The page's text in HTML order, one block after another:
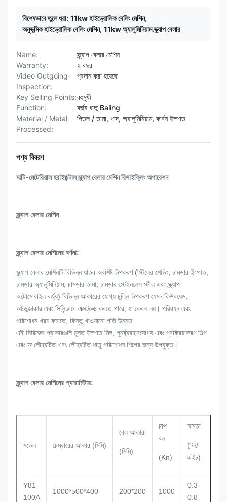
বিশেষভাবে তুলে ধরা: 11kw হাইড্রোলিক বেলিং মেশিন,
অনুভূমিক হাইড্রোলিক বেলিং মেশিন, 11kw অ্যালুমিনিয়াম স্ক্র্যাপ বেলার
Name:
স্ক্র্যাপ বেলার মেশিন
Warranty:
২ বছর
Video Outgoing-
Inspection:
প্রদান করা হয়েছে
Key Selling Points:বহুমুখী
Function:
বর্জ্য ধাতু Baling
Material / Metal
Processed:
পিতল / তামা, খাদ, অ্যালুমিনিয়াম, কার্বন ইস্পাত
পণ্য বিবরণ
মাল্টি-মেটেরিয়াল হরাইজন্টাল স্ক্র্যাপ বেলার মেশিন রিসাইক্লিং অপারেশন
স্ক্র্যাপ বেলার মেশিন
স্ক্র্যাপ বেলার মেশিনের বর্ণনা:
স্ক্র্যাপ বেলার মেশিনটি বিভিন্ন ধাতব অবশিষ্ট উপকরণ (স্টিলের শেভিং, চামড়ার ইস্পাত,
চামড়ার অ্যালুমিনিয়াম, চামড়ার তামা, চামড়ার স্টেইনলেস স্টীল এবং স্ক্র্যাপ
অটোমোবাইল বর্জ্য) বিভিন্ন আকারের যোগ্য চুল্লি উপকরণ যেমন কিউবয়েড,
অষ্টভুজাকার এবং সিলিন্ডারে এক্সট্রুড করতে পারে, যা কেবল নয়। পরিবহন এবং
পরিশোধন খরচ কমাতে, কিন্তু খাওয়ানো গতি উন্নত.
এই সিরিজের প্যাকারগুলি মূলত ইস্পাত মিল, পুনর্ব্যবহারযোগ্য এবং প্রক্রিয়াকরণ শিল্প
এবং অ লৌহঘটিত এবং লৌহঘটিত ধাতু পরিশোধন শিল্পের জন্য উপযুক্ত।
স্ক্র্যাপ বেলার মেশিনের প্যারামিটার:
মডেল চেম্বারের আকার (মিমি)
বেল আকার
(মিমি)
চাপ
বল
(Kn)
ক্ষমতা
(টন/
এইচ)
Y81-
100A
1000*500*400 200*200 1000
0.3-
0.8